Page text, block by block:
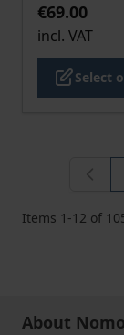
€69.00
incl. VAT
Select
Items 1 -12 of
About